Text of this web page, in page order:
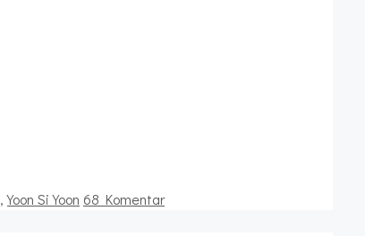
,Yoon Si Yoon 68 Komentar